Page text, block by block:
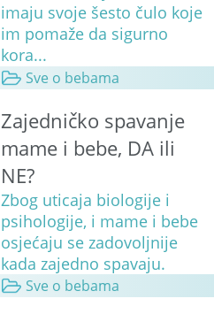
imaju svoje šesto čulo koje
im pomaže da sigurno
kora...
Sve o bebama
Zajedničko spavanje
mame i bebe, DA ili
NE?
Zbog uticaja biologije i
psihologije, i mame i bebe
osjećaju se zadovoljnije
kada zajedno spavaju.
Sve o bebama